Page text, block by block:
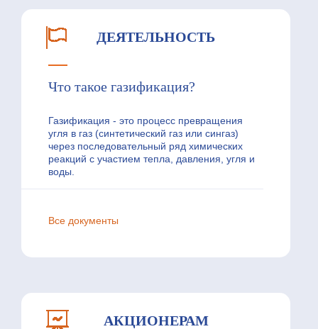
ДЕЯТЕЛЬНОСТЬ
Что такое газификация?
Газификация - это процесс превращения
угля в газ (синтетический газ или сингаз)
через последовательный ряд химических
реакций с участием тепла, давления, угля и
воды.
Все документы
АКЦИОНЕРАМ